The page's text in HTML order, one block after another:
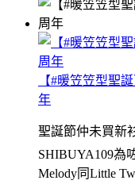
【#暖笠笠型聖
年
聖誕節仲未買新
SHIBUYA109為
Melody同Little